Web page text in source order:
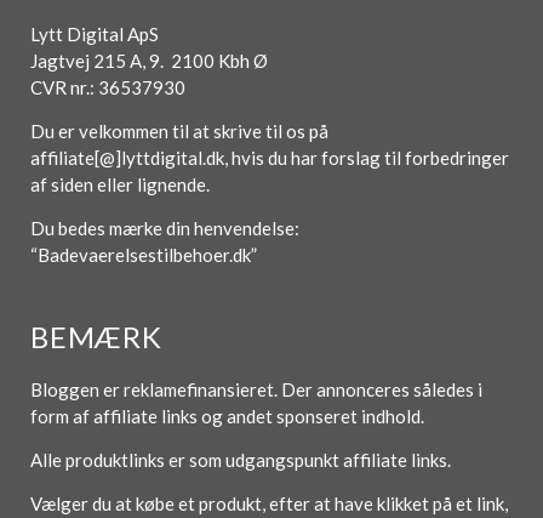
Lytt Digital ApS
Jagtvej 215 A, 9. 2100 Kbh Ø
CVR nr.: 36537930
Du er velkommen til at skrive til os på
affiliate[@]lyttdigital.dk, hvis du har forslag til forbedringer
af siden eller lignende.
Du bedes mærke din henvendelse:
“Badevaerelsestilbehoer.dk”
BEMÆRK
Bloggen er reklamefinansieret. Der annonceres således i
form af affiliate links og andet sponseret indhold.
Alle produktlinks er som udgangspunkt affiliate links.
Vælger du at købe et produkt, efter at have klikket på et link,